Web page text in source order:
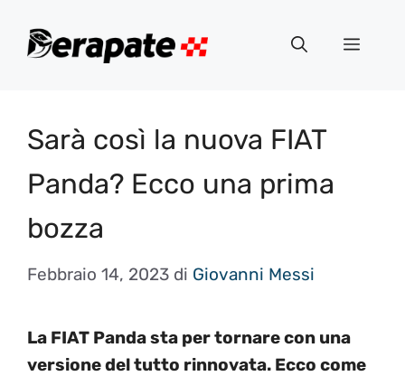
Menu
Sarà così la nuova FIAT
Panda? Ecco una prima
bozza
Febbraio 14, 2023 di Giovanni Messi
La FIAT Panda sta per tornare con una
versione del tutto rinnovata. Ecco come